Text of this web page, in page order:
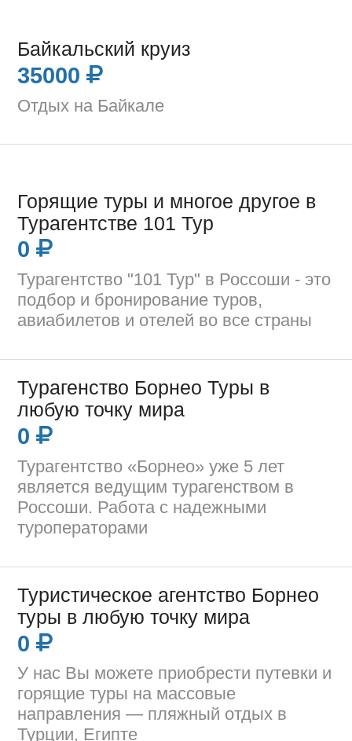
Байкальский круиз
35000
Отдых на Байкале
Горящие туры и многое другое в
Турагентстве 101 Тур
0
Турагентство "101 Тур" в Россоши - это
подбор и бронирование туров,
авиабилетов и отелей во все страны
Турагенство Борнео Туры в
любую точку мира
0
Турагентство «Борнео» уже 5 лет
является ведущим турагенством в
Россоши. Работа с надежными
туроператорами
Туристическое агентство Борнео
туры в любую точку мира
0
У нас Вы можете приобрести путевки и
горящие туры на массовые
направления — пляжный отдых в
Турции, Египте